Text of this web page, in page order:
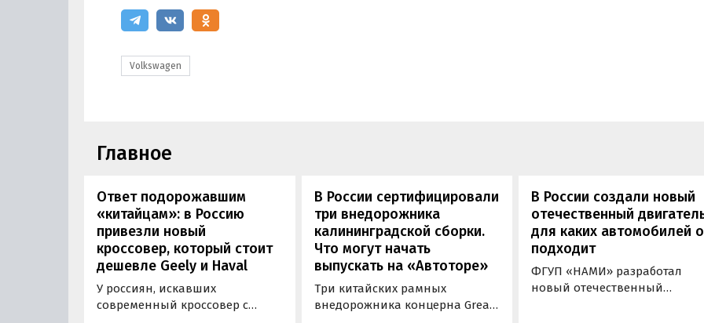
Volkswagen
Главное
Ответ подорожавшим
«китайцам»: в Россию
привезли новый
кроссовер, который стоит
дешевле Geely и Haval
У россиян, искавших
современный кроссовер с
В России сертифицировали
три внедорожника
калининградской сборки.
Что могут начать
выпускать на «Автоторе»
Три китайских рамных
внедорожника концерна Great
В России создали новый
отечественный
для каких автомобилей
подходит
ФГУП «НАМИ» разработал
новый отечественный